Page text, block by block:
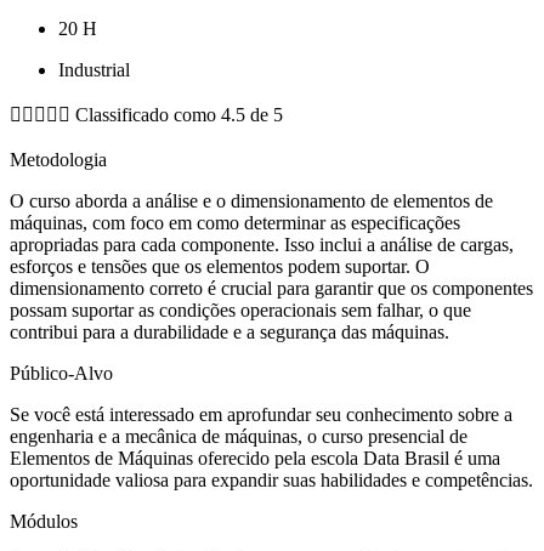
20 H
Industrial
     Classificado como 4.5 de 5
Metodologia
O curso aborda a análise e o dimensionamento de elementos de
máquinas, com foco em como determinar as especificações
apropriadas para cada componente. Isso inclui a análise de cargas,
esforços e tensões que os elementos podem suportar. O
dimensionamento correto é crucial para garantir que os componentes
possam suportar as condições operacionais sem falhar, o que
contribui para a durabilidade e a segurança das máquinas.
Público-Alvo
Se você está interessado em aprofundar seu conhecimento sobre a
engenharia e a mecânica de máquinas, o curso presencial de
Elementos de Máquinas oferecido pela escola Data Brasil é uma
oportunidade valiosa para expandir suas habilidades e competências.
Módulos